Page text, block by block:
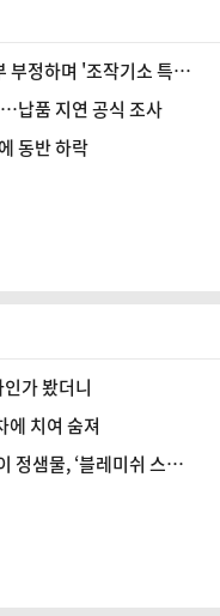
정하며 '조작기소 특검'
납품 지연 공식 조사
동반 하락
가 봤더니
치여 숨져
정샘물, ‘블레미쉬 스트